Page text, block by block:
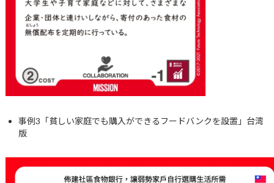
事例3「貧しい家庭でも購入ができるフードバンクを設置」台湾
版